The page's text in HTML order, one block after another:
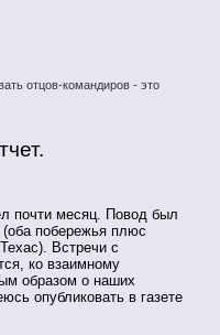
отцов-командиров - это
почти месяц. Повод был
(оба побережья плюс
Встречи с
ко взаимному
образом о наших
опубликовать в газете